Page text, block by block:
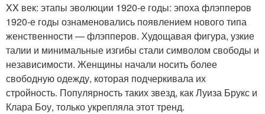
XX век: этапы эволюции 1920-е годы: эпоха флэпперов
1920-е годы ознаменовались появлением нового типа
женственности — флэпперов. Худощавая фигура, узкие
талии и минимальные изгибы стали символом свободы и
независимости. Женщины начали носить более
свободную одежду, которая подчеркивала их
стройность. Популярность таких звезд, как Луиза Брукс и
Клара Боу, только укрепляла этот тренд.